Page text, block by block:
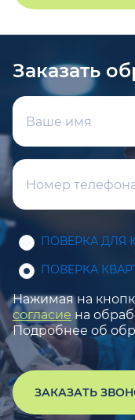
Заказать
ПОВЕРКА ДЛЯ
ПОВЕРКА
Нажимая на
согласие на
Подробнее об
ЗАКАЗАТЬ